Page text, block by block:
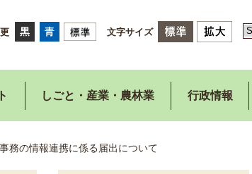
文字サイズ
しごと・産業・農林業 行政情報
務の情報連携に係る届出について